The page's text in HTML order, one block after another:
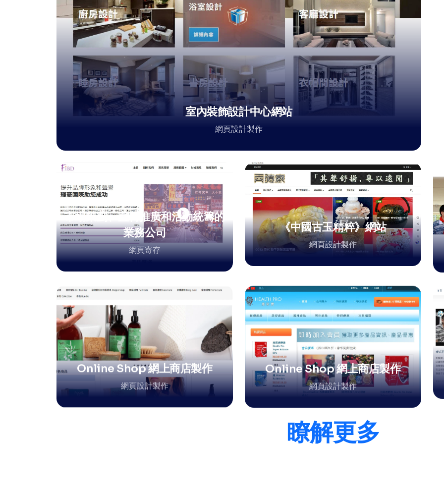
室內裝飾設計中心網站
網頁設計製作
市場策劃、宣傳推廣和活動統籌的
業務公司
網頁寄存
《中國古玉精粹》網站
網頁設計製作
Online Shop 網上商店製作
網頁設計製作
Online Shop 網上商店製作
網頁設計製作
瞭解更多